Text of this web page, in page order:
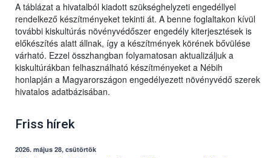
A táblázat a hivatalból kiadott szükséghelyzeti engedéllyel
rendelkező készítményeket tekinti át. A benne foglaltakon kívül
további kiskultúrás növényvédőszer engedély kiterjesztések is
előkészítés alatt állnak, így a készítmények körének bővülése
várható. Ezzel összhangban folyamatosan aktualizáljuk a
kiskultúrákban felhasználható készítményeket a Nébih
honlapján a Magyarországon engedélyezett növényvédő szerek
hivatalos adatbázisában.
Friss hírek
2026. május 28, csütörtök